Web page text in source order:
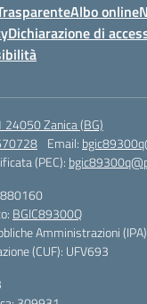
Albo online
Dichiarazione di
24050 Zanica (BG)
Email:
(PEC):
BGIC89300Q
Amministrazioni
(CUF): UFV693